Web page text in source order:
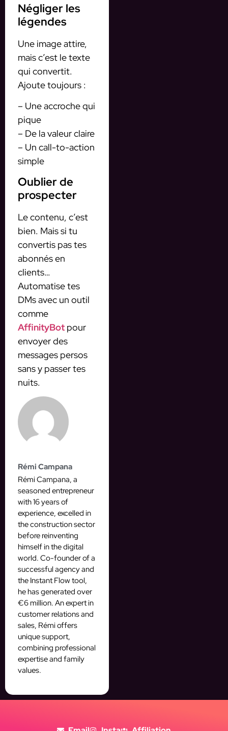
Négliger les
légendes
Une image attire,
mais c’est le texte
qui convertit.
Ajoute toujours :
– Une accroche qui
pique
– De la valeur claire
– Un call-to-action
simple
Oublier de
prospecter
Le contenu, c’est
bien. Mais si tu
convertis pas tes
abonnés en
clients…
Automatise tes
DMs avec un outil
comme
AffinityBot pour
envoyer des
messages persos
sans y passer tes
nuits.
Rémi Campana
Rémi Campana, a
seasoned entrepreneur
with 16 years of
experience, excelled in
the construction sector
before reinventing
himself in the digital
world. Co-founder of a
successful agency and
the Instant Flow tool,
he has generated over
€6 million. An expert in
customer relations and
sales, Rémi offers
unique support,
combining professional
expertise and family
values.